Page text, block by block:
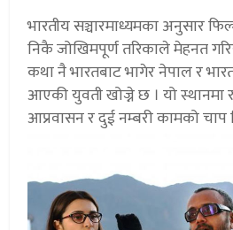
भारतीय सञ्चारमाध्यमका अनुसार
निकै जोखिमपूर्ण तरिकाले मेहनत
कथा नै भारतबाट भागेर नेपाल र
आएकी युवती खोज्ने छ । यो
आप्रवासन र दुई नम्बरी कामको